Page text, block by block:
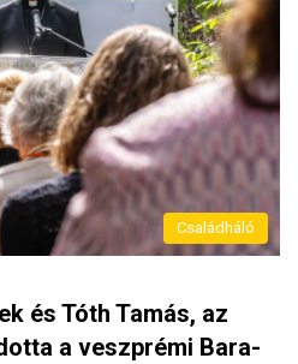
Családháló
és Tóth Tamás, az
a veszprémi Bara-